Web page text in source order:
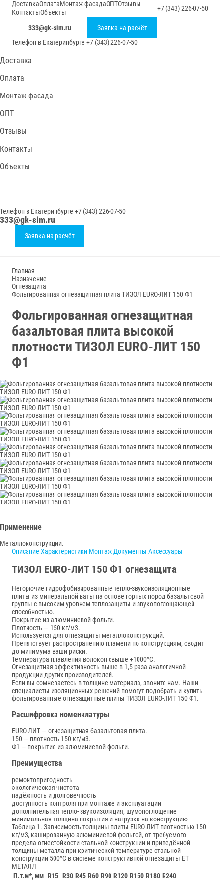
ДоставкаОплатаМонтаж фасадаОПТОтзывы
КонтактыОбъекты +7 (343) 226-07-50
333@gk-sim.ru
Заявка на расчёт
Телефон в Екатеринбурге +7 (343) 226-07-50
Доставка
Оплата
Монтаж фасада
ОПТ
Отзывы
Контакты
Объекты
Телефон в Екатеринбурге +7 (343) 226-07-50
333@gk-sim.ru
Заявка на расчёт
Главная
Назначение
Огнезащита
Фольгированная огнезащитная плита ТИЗОЛ EURO-ЛИТ 150 Ф1
Фольгированная огнезащитная
базальтовая плита высокой
плотности ТИЗОЛ EURO-ЛИТ 150
Ф1
Применение
Металлоконструкции.
Описание Характеристики Монтаж Документы Аксессуары
ТИЗОЛ EURO-ЛИТ 150 Ф1 огнезащита
Негорючие гидрофобизированные тепло-звукоизоляционные
плиты из минеральной ваты на основе горных пород базальтовой
группы с высоким уровнем теплозащиты и звукопоглощающей
способностью.
Покрытие из алюминиевой фольги.
Плотность — 150 кг/м3.
Используется для огнезащиты металлоконструкций.
Препятствует распространению пламени по конструкциям, сводит
до минимума ваши риски.
Температура плавления волокон свыше +1000°С.
Огнезащитная эффективность выше в 1,5 раза аналогичной
продукции других производителей.
Если вы сомневаетесь в толщине материала, звоните нам. Наши
специалисты изоляционных решений помогут подобрать и купить
фольгированные огнезащитные плиты ТИЗОЛ EURO-ЛИТ 150 Ф1.
Расшифровка номенклатуры
EURO-ЛИТ — огнезащитная базальтовая плита.
150 — плотность 150 кг/м3.
Ф1 — покрытие из алюминиевой фольги.
Преимущества
ремонтопригодность
экологическая чистота
надёжность и долговечность
доступность контроля при монтаже и эксплуатации
дополнительная тепло- звукоизоляция, шумопоглощение
минимальная толщина покрытия и нагрузка на конструкцию
Таблица 1. Зависимость толщины плиты EURO-ЛИТ плотностью 150
кг/м3, кашированную алюминиевой фольгой, от требуемого
предела огнестойкости стальной конструкции и приведённой
толщины металла при критической температуре стальной
конструкции 500°С в системе конструктивной огнезащиты ЕТ
МЕТАЛЛ
П.т.м*, мм R15 R30 R45 R60 R90 R120 R150 R180 R240